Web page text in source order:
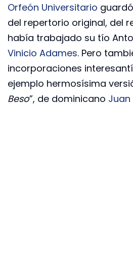
Orfeón Universitario
del repertorio original, del
había trabajado su tío
Vinicio Adames. Pero
incorporaciones
ejemplo hermosísima
Beso”, de dominicano Juan